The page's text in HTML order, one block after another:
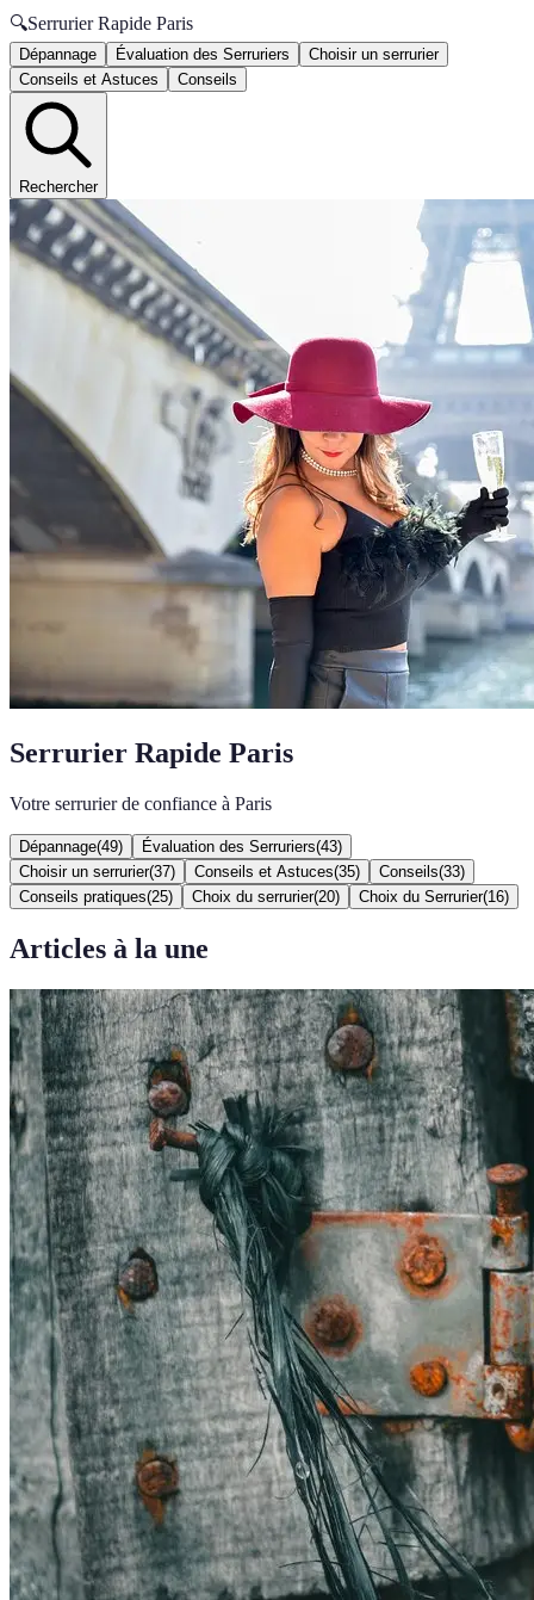
🔍Serrurier Rapide Paris
Dépannage Évaluation des Serruriers
Choisir un serrurier
Conseils et Astuces
Conseils
Rechercher
Serrurier Rapide Paris
Votre serrurier de confiance à Paris
Dépannage(49) Évaluation des Serruriers(43)
Choisir un serrurier(37) Conseils et Astuces(35) Conseils(33)
Conseils pratiques(25) Choix du serrurier(20) Choix du Serrurier(16)
Articles à la une